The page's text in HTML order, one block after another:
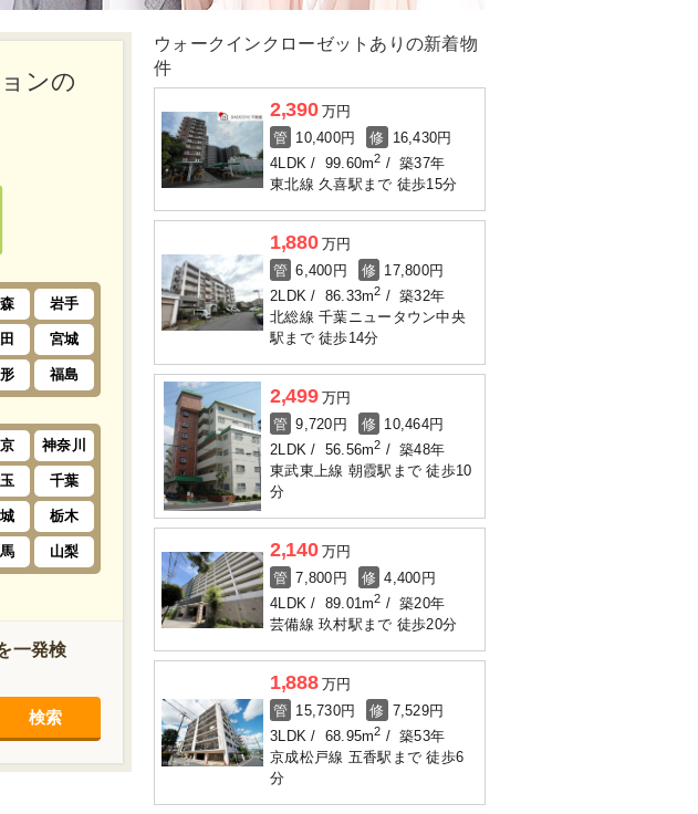
ンの
岩手
宮城
福島
神奈川
千葉
栃木
山梨
一発検
検索
ウォークインクローゼットありの新着物
件
2,390 万円
管 10,400円 修
16,430円
4LDK
99.60m2
築37年
東北線 久喜駅まで 徒歩15分
1,880 万円
管 6,400円 修 17,800円
2LDK
86.33m2
築32年
北総線 千葉ニュータウン中央
駅まで 徒歩14分
2,499 万円
管 9,720円 修 10,464円
2LDK
56.56m2
築48年
東武東上線 朝霞駅まで 徒歩10
分
2,140 万円
管 7,800円 修 4,400円
4LDK
89.01m2
築20年
芸備線 玖村駅まで 徒歩20分
1,888 万円
管 15,730円 修 7,529円
3LDK
68.95m2
築53年
京成松戸線 五香駅まで 徒歩6
分